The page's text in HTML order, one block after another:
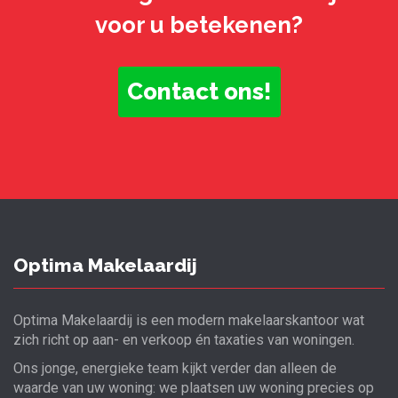
voor u betekenen?
Contact ons!
Optima Makelaardij
Optima Makelaardij is een modern makelaarskantoor wat
zich richt op aan- en verkoop én taxaties van woningen.
Ons jonge, energieke team kijkt verder dan alleen de
waarde van uw woning: we plaatsen uw woning precies op